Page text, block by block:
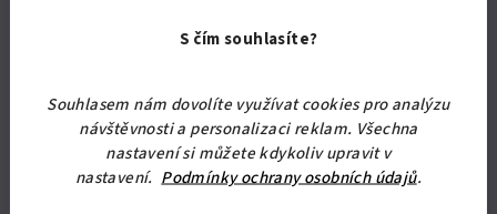
S čím souhlasíte?
Souhlasem nám dovolíte využívat cookies pro analýzu
návštěvnosti a personalizaci reklam. Všechna
nastavení si můžete kdykoliv upravit v
nastavení. Podmínky ochrany osobních údajů.